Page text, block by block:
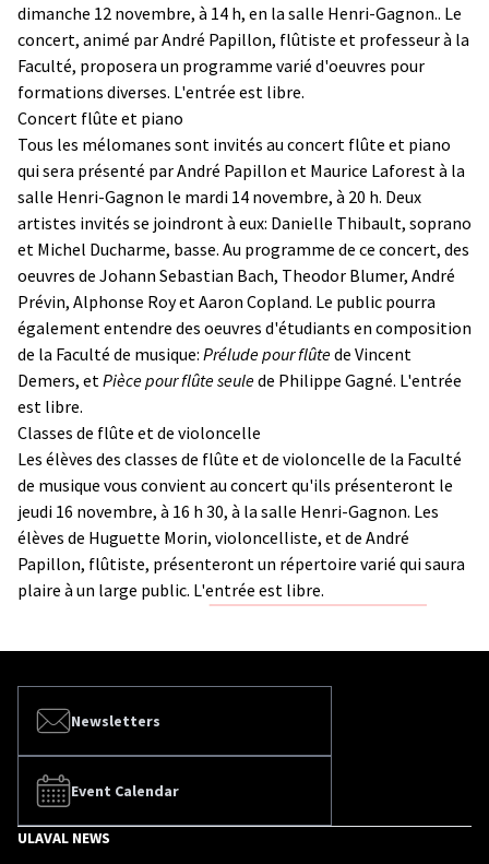
dimanche 12 novembre, à 14 h, en la salle Henri-Gagnon.. Le
concert, animé par André Papillon, flûtiste et professeur à la
Faculté, proposera un programme varié d'oeuvres pour
formations diverses. L'entrée est libre.
Concert flûte et piano
Tous les mélomanes sont invités au concert flûte et piano
qui sera présenté par André Papillon et Maurice Laforest à la
salle Henri-Gagnon le mardi 14 novembre, à 20 h. Deux
artistes invités se joindront à eux: Danielle Thibault, soprano
et Michel Ducharme, basse. Au programme de ce concert, des
oeuvres de Johann Sebastian Bach, Theodor Blumer, André
Prévin, Alphonse Roy et Aaron Copland. Le public pourra
également entendre des oeuvres d'étudiants en composition
de la Faculté de musique: Prélude pour flûtede Vincent
Demers, et Pièce pour flûte seulede Philippe Gagné. L'entrée
est libre.
Classes de flûte et de violoncelle
Les élèves des classes de flûte et de violoncelle de la Faculté
de musique vous convient au concert qu'ils présenteront le
jeudi 16 novembre, à 16 h 30, à la salle Henri-Gagnon. Les
élèves de Huguette Morin, violoncelliste, et de André
Papillon, flûtiste, présenteront un répertoire varié qui saura
plaire à un large public. L'entrée est libre.
Newsletters
Event Calendar
ULAVAL NEWS